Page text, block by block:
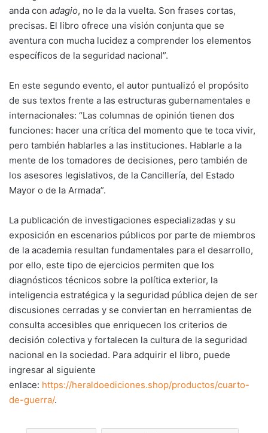
anda con adagio, no le da la vuelta. Son frases cortas,
precisas. El libro ofrece una visión conjunta que se
aventura con mucha lucidez a comprender los elementos
específicos de la seguridad nacional”.
En este segundo evento, el autor puntualizó el propósito
de sus textos frente a las estructuras gubernamentales e
internacionales: “Las columnas de opinión tienen dos
funciones: hacer una crítica del momento que te toca vivir,
pero también hablarles a las instituciones. Hablarle a la
mente de los tomadores de decisiones, pero también de
los asesores legislativos, de la Cancillería, del Estado
Mayor o de la Armada”.
La publicación de investigaciones especializadas y su
exposición en escenarios públicos por parte de miembros
de la academia resultan fundamentales para el desarrollo,
por ello, este tipo de ejercicios permiten que los
diagnósticos técnicos sobre la política exterior, la
inteligencia estratégica y la seguridad pública dejen de ser
discusiones cerradas y se conviertan en herramientas de
consulta accesibles que enriquecen los criterios de
decisión colectiva y fortalecen la cultura de la seguridad
nacional en la sociedad. Para adquirir el libro, puede
ingresar al siguiente
enlace: https://heraldoediciones.shop/productos/cuarto-
de-guerra/.